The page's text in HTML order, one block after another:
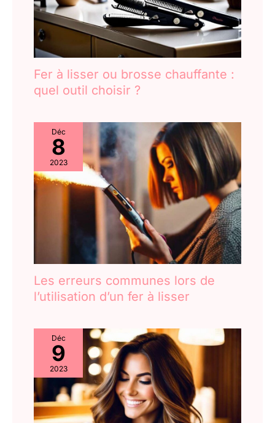
Fer à lisser ou brosse chauffante :
quel outil choisir ?
Déc
8
2023
Les erreurs communes lors de
l’utilisation d’un fer à lisser
Déc
9
2023